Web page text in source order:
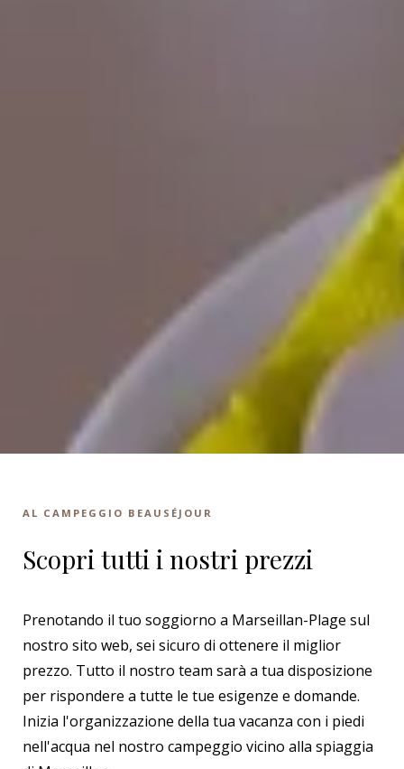
AL CAMPEGGIO BEAUSÉJOUR
Scopri tutti i nostri prezzi
Prenotando il tuo soggiorno a Marseillan-Plage sul
nostro sito web, sei sicuro di ottenere il miglior
prezzo. Tutto il nostro team sarà a tua disposizione
per rispondere a tutte le tue esigenze e domande.
Inizia l'organizzazione della tua vacanza con i piedi
nell'acqua nel nostro campeggio vicino alla spiaggia